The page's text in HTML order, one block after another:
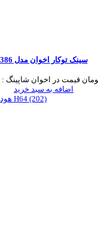
سینک توکار اخوان مدل 386
قیمت در اخوان شاپینگ :
اضافه به سبد خرید